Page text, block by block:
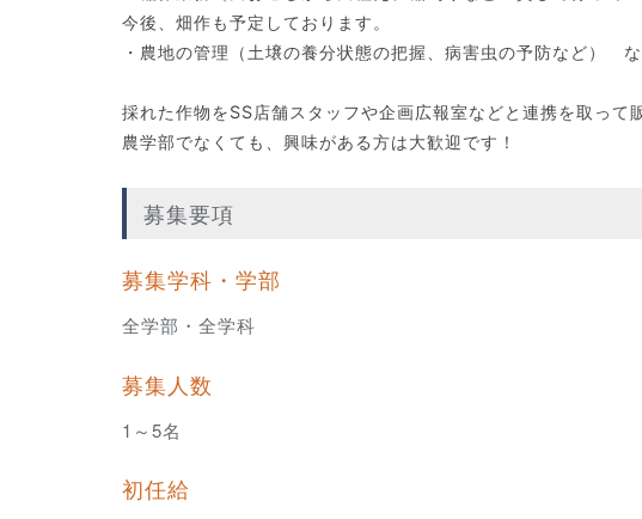
今後、畑作も予定しております。
・農地の管理（土壌の養分状態の把握、病害虫の予防など）
採れた作物をSS店舗スタッフや企画広報室などと連携を取って
農学部でなくても、興味がある方は大歓迎です！
募集要項
募集学科・学部
全学部・全学科
募集人数
1～5名
初任給